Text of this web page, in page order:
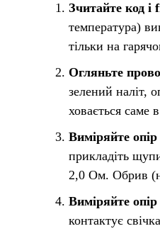
Зчитайте код і
температура)
тільки на
Огляньте
зелений наліт,
ховається саме
Виміряйте
прикладіть
2,0 Ом. Обрив
Виміряйте
контактує